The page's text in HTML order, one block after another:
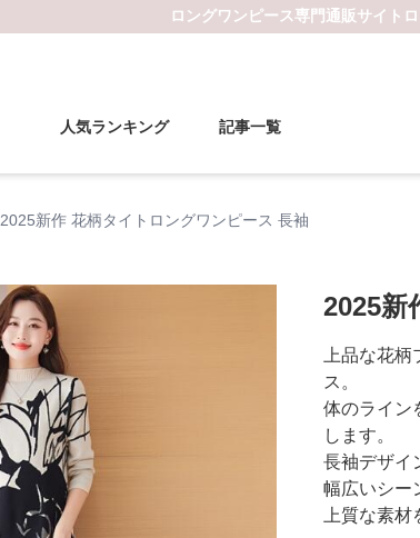
ロングワンピース専門通販サイト
人気ランキング 記事一覧
2025新作 花柄タイトロングワンピース 長袖
2025新
上品な花
ス。
体のライン
します。
長袖デザイ
幅広いシー
上質な素